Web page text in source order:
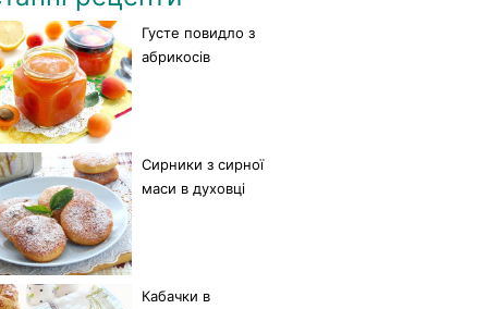
Густе повидло з
абрикосів
Сирники з сирної
маси в духовці
Кабачки в